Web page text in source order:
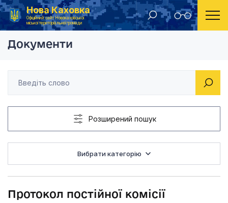
Нова Каховка
Офіційний сайт Новокаховської
міської територіальної громади
Головна Постійна комісія з питань розвитку комунальної інфраструктури та містобудування Протокол постійної
Документи
Розширений пошук
Вибрати категорію
Протокол постійної комісії